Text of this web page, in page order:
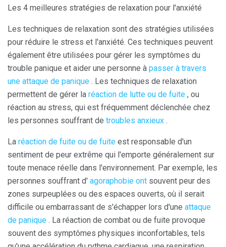
Les 4 meilleures stratégies de relaxation pour l'anxiété
Les techniques de relaxation sont des stratégies utilisées
pour réduire le stress et l'anxiété. Ces techniques peuvent
également être utilisées pour gérer les symptômes du
trouble panique et aider une personne à passer à travers
une attaque de panique . Les techniques de relaxation
permettent de gérer la réaction de lutte ou de fuite , ou
réaction au stress, qui est fréquemment déclenchée chez
les personnes souffrant de troubles anxieux .
La réaction de fuite ou de fuite est responsable d'un
sentiment de peur extrême qui l'emporte généralement sur
toute menace réelle dans l'environnement. Par exemple, les
personnes souffrant d' agoraphobie ont souvent peur des
zones surpeuplées ou des espaces ouverts, où il serait
difficile ou embarrassant de s'échapper lors d'une attaque
de panique . La réaction de combat ou de fuite provoque
souvent des symptômes physiques inconfortables, tels